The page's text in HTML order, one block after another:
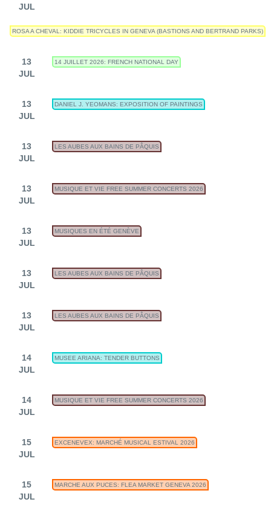
JUL
ROSA A CHEVAL: KIDDIE TRICYCLES IN GENEVA (BASTIONS AND BERTRAND PARKS)
13
JUL
14 JUILLET 2026: FRENCH NATIONAL DAY
13
JUL
DANIEL J. YEOMANS: EXPOSITION OF PAINTINGS
13
JUL
LES AUBES AUX BAINS DE PÂQUIS
13
JUL
MUSIQUE ET VIE FREE SUMMER CONCERTS 2026
13
JUL
MUSIQUES EN ÉTÉ GENÈVE
13
JUL
LES AUBES AUX BAINS DE PÂQUIS
13
JUL
LES AUBES AUX BAINS DE PÂQUIS
14
JUL
MUSEE ARIANA: TENDER BUTTONS
14
JUL
MUSIQUE ET VIE FREE SUMMER CONCERTS 2026
15
JUL
EXCENEVEX: MARCHÉ MUSICAL ESTIVAL 2026
15
JUL
MARCHE AUX PUCES: FLEA MARKET GENEVA 2026